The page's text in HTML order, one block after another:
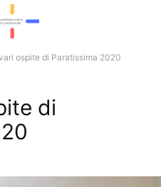
ospite di Paratissima 2020
di